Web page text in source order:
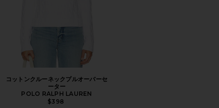
コットンクルーネックプルオーバーセ
ーター
POLO RALPH LAUREN
$398